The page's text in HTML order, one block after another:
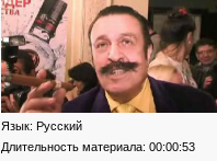
Язык: Русский
Длительность материала: 00:00:53